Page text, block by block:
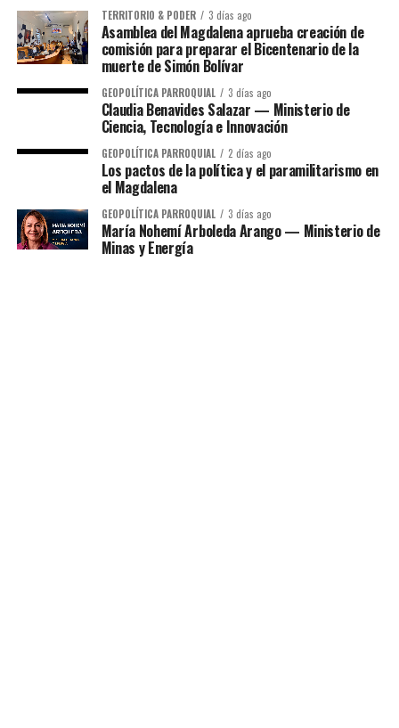
TERRITORIO & PODER 3 días ago
Asamblea del Magdalena aprueba creación de
comisión para preparar el Bicentenario de la
muerte de Simón Bolívar
GEOPOLÍTICA PARROQUIAL 3 días ago
Claudia Benavides Salazar — Ministerio de
Ciencia, Tecnología e Innovación
GEOPOLÍTICA PARROQUIAL 2 días ago
Los pactos de la política y el paramilitarismo en
el Magdalena
GEOPOLÍTICA PARROQUIAL 3 días ago
María Nohemí Arboleda Arango — Ministerio de
Minas y Energía